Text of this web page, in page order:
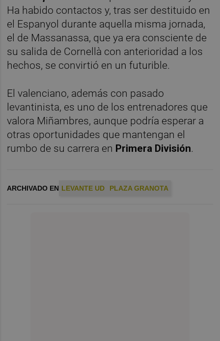
Ha habido contactos y, tras ser destituido en
el Espanyol durante aquella misma jornada,
el de Massanassa, que ya era consciente de
su salida de Cornellà con anterioridad a los
hechos, se convirtió en un futurible.
El valenciano, además con pasado
levantinista, es uno de los entrenadores que
valora Miñambres, aunque podría esperar a
otras oportunidades que mantengan el
rumbo de su carrera en Primera División.
ARCHIVADO EN LEVANTE UD PLAZA GRANOTA